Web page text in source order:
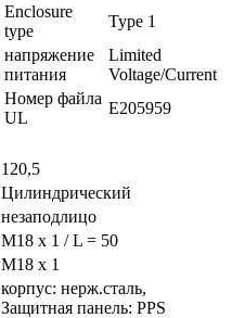
Enclosure
type
Type 1
напряжение
питания
Limited
Voltage/Current
Номер файла
UL
E205959
120,5
Цилиндрический
незаподлицо
M18 x 1 / L = 50
M18 x 1
корпус: нерж.сталь,
Защитная панель: PPS